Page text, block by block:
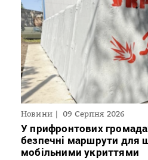
Новини 09 Серпня 2026
У прифронтових
безпечні маршрути для
мобільними укриттями